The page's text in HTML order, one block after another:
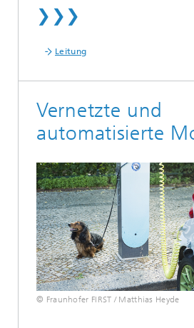
❯❯❯
Leitung
Vernetzte und
automatisierte
© Fraunhofer FIRST / Matthias Heyde